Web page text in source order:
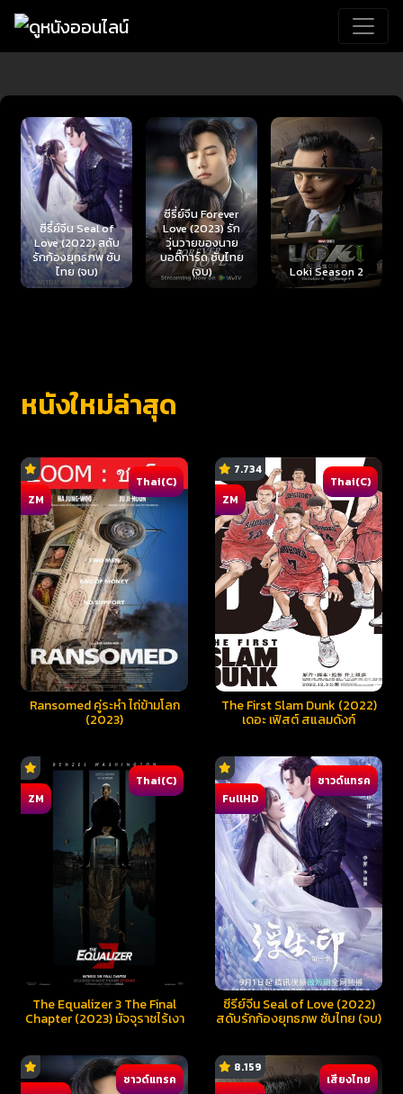
ซีรี่ย์จีน Forever
Love (2023) รัก
วุ่นวายของนาย
บอดี้การ์ด ซับไทย
(จบ)
Loki Season 2
Kitty the Killer
(2023) อีหนู
อันตราย
หนังใหม่ล่าสุด
ZM
Thai(C)
Ransomed คู่ระห่ำ ไถ่ข้ามโลก
(2023)
7.734
ZM
Thai(C)
The First Slam Dunk (2022)
เดอะ เฟิสต์ สแลมดังก์
ZM
Thai(C)
The Equalizer 3 The Final
Chapter (2023) มัจจุราชไร้เงา
FullHD
ซาวด์แทรค
ซีรี่ย์จีน Seal of Love (2022)
สดับรักก้องยุทธภพ ซับไทย (จบ)
ซาวด์แทรค
8.159
เสียงไทย